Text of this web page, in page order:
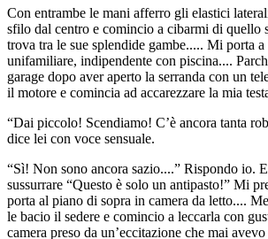
Con entrambe le mani afferro gli elastici
sfilo dal centro e comincio a cibarmi di quello
trova tra le sue splendide gambe..... Mi porta a
unifamiliare, indipendente con piscina....
garage dopo aver aperto la serranda con un
il motore e comincia ad accarezzare la mia
“Dai piccolo! Scendiamo! C’è ancora tanta
dice lei con voce sensuale.
“Sì! Non sono ancora sazio....” Rispondo io.
sussurrare “Questo è solo un antipasto!” Mi
porta al piano di sopra in camera da letto....
le bacio il sedere e comincio a leccarla con
camera preso da un’eccitazione che mai